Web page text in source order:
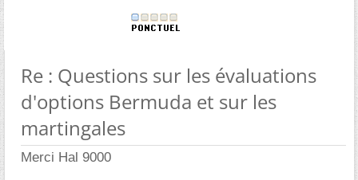
Re : Questions sur les évaluations
d'options Bermuda et sur les
martingales
Merci Hal 9000